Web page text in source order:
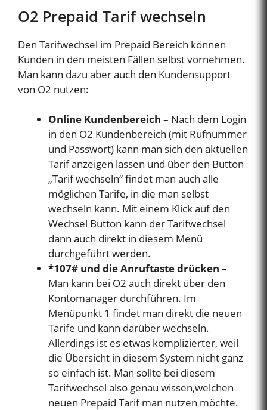
O2 Prepaid Tarif wechseln
Den Tarifwechsel im Prepaid Bereich können
Kunden in den meisten Fällen selbst vornehmen.
Man kann dazu aber auch den Kundensupport
von O2 nutzen:
Online Kundenbereich – Nach dem Login
in den O2 Kundenbereich (mit Rufnummer
und Passwort) kann man sich den aktuellen
Tarif anzeigen lassen und über den Button
„Tarif wechseln“ findet man auch alle
möglichen Tarife, in die man selbst
wechseln kann. Mit einem Klick auf den
Wechsel Button kann der Tarifwechsel
dann auch direkt in diesem Menü
durchgeführt werden.
*107# und die Anruftaste drücken –
Man kann bei O2 auch direkt über den
Kontomanager durchführen. Im
Menüpunkt 1 findet man direkt die neuen
Tarife und kann darüber wechseln.
Allerdings ist es etwas komplizierter, weil
die Übersicht in diesem System nicht ganz
so einfach ist. Man sollte bei diesem
Tarifwechsel also genau wissen,welchen
neuen Prepaid Tarif man nutzen möchte.